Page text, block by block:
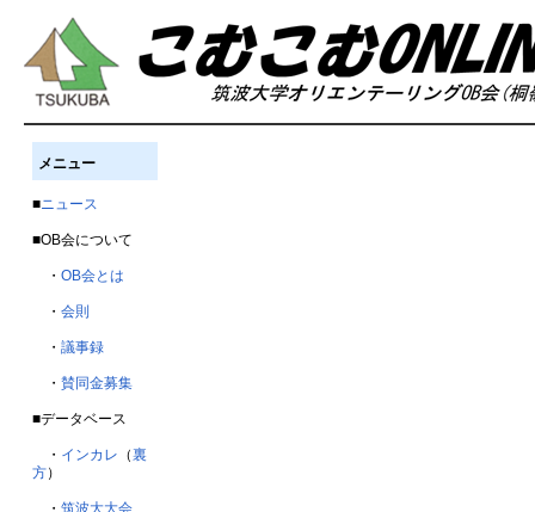
メニュー
■ニュース
■OB会について
・ OB会とは
・ 会則
・ 議事録
・ 賛同金募集
■データベース
・ インカレ （裏
方）
・ 筑波大大会